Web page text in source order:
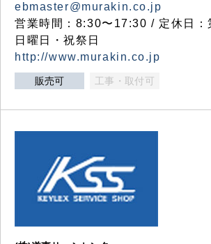
ebmaster@murakin.co.jp
営業時間：8:30〜17:30 / 定休日：
日曜日・祝祭日
http://www.murakin.co.jp
販売可 工事・取付可